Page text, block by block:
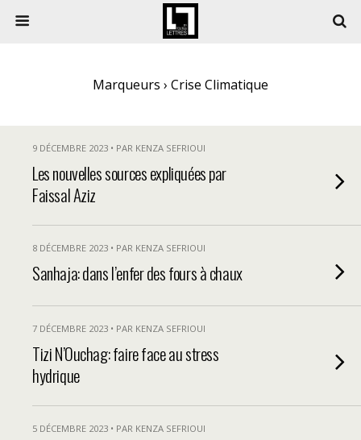
Marqueurs › Crise Climatique
9 DÉCEMBRE 2023 • PAR KENZA SEFRIOUI
Les nouvelles sources expliquées par
Faissal Aziz
8 DÉCEMBRE 2023 • PAR KENZA SEFRIOUI
Sanhaja: dans l’enfer des fours à chaux
7 DÉCEMBRE 2023 • PAR KENZA SEFRIOUI
Tizi N’Ouchag: faire face au stress
hydrique
5 DÉCEMBRE 2023 • PAR KENZA SEFRIOUI